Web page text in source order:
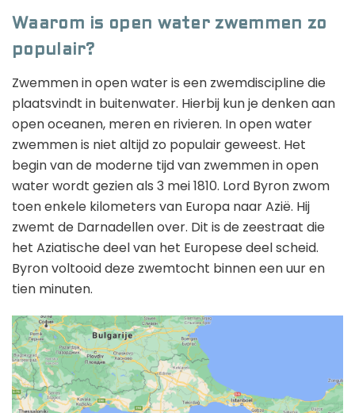
Waarom is open water zwemmen zo
populair?
Zwemmen in open water is een zwemdiscipline die
plaatsvindt in buitenwater. Hierbij kun je denken aan
open oceanen, meren en rivieren. In open water
zwemmen is niet altijd zo populair geweest. Het
begin van de moderne tijd van zwemmen in open
water wordt gezien als 3 mei 1810. Lord Byron zwom
toen enkele kilometers van Europa naar Azië. Hij
zwemt de Darnadellen over. Dit is de zeestraat die
het Aziatische deel van het Europese deel scheid.
Byron voltooid deze zwemtocht binnen een uur en
tien minuten.